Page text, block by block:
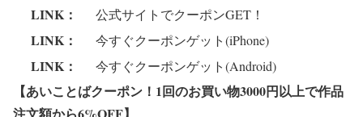
LINK： 公式サイトでクーポンGET！
LINK： 今すぐクーポンゲット(iPhone)
LINK： 今すぐクーポンゲット(Android)
【あいことばクーポン！1回のお買い物3000円以上で作品